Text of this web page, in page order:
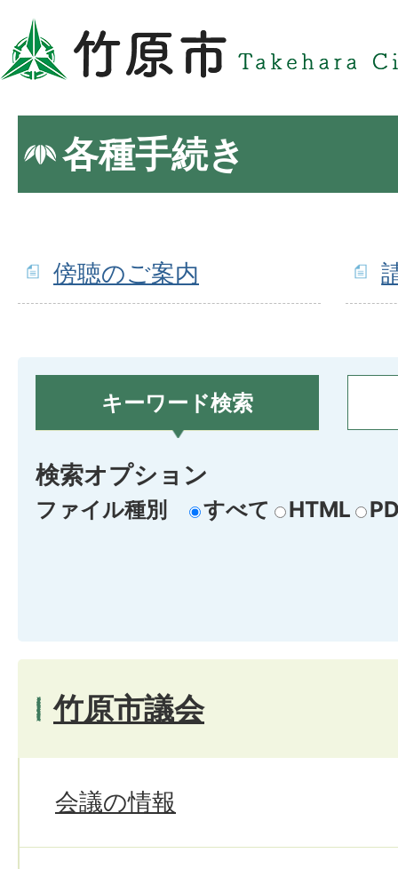
各種手続き
傍聴のご案内
キーワード検索
検索オプション
ファイル種別 すべて HTML
竹原市議会
会議の情報